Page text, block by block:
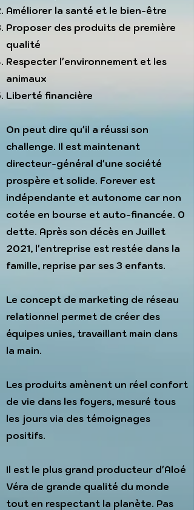
Améliorer la santé et le bien-être
Proposer des produits de première
qualité
Respecter l'environnement et les
animaux
Liberté financière
On peut dire qu'il a réussi son
challenge. Il est maintenant
directeur-général d'une société
prospère et solide. Forever est
indépendante et autonome car non
cotée en bourse et auto-financée. 0
dette. Après son décès en Juillet
2021, l'entreprise est restée dans la
famille, reprise par ses 3 enfants.
Le concept de marketing de réseau
relationnel permet de créer des
équipes unies, travaillant main dans
la main.
Les produits amènent un réel confort
de vie dans les foyers, mesuré tous
les jours via des témoignages
positifs.
Il est le plus grand producteur d'Aloé
Véra de grande qualité du monde
tout en respectant la planète. Pas